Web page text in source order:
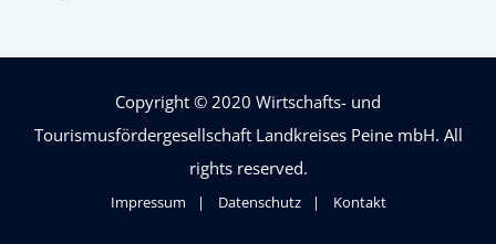
Copyright © 2020 Wirtschafts- und
Tourismusfördergesellschaft Landkreises Peine mbH. All
rights reserved.
Impressum Datenschutz Kontakt